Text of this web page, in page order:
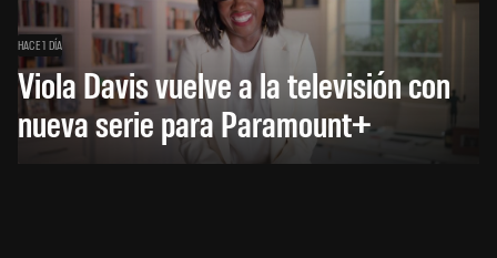
HACE 1 DÍA
Viola Davis vuelve a la televisión con
nueva serie para Paramount+